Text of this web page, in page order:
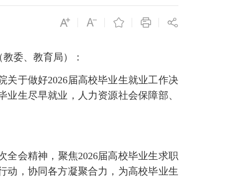
委、教育局）：
于做好2026届高校毕业生就业工作决
生尽早就业，人力资源社会保障部、
会精神，聚焦2026届高校毕业生求职
动，协同各方凝聚合力，为高校毕业生